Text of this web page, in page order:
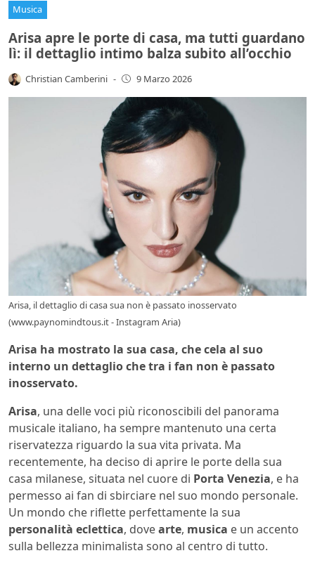
Musica
Arisa apre le porte di casa, ma tutti guardano
lì: il dettaglio intimo balza subito all’occhio
Christian Camberini - 9 Marzo 2026
Arisa, il dettaglio di casa sua non è passato inosservato
(www.paynomindtous.it - Instagram Aria)
Arisa ha mostrato la sua casa, che cela al suo
interno un dettaglio che tra i fan non è passato
inosservato.
Arisa, una delle voci più riconoscibili del panorama
musicale italiano, ha sempre mantenuto una certa
riservatezza riguardo la sua vita privata. Ma
recentemente, ha deciso di aprire le porte della sua
casa milanese, situata nel cuore di Porta Venezia, e ha
permesso ai fan di sbirciare nel suo mondo personale.
Un mondo che riflette perfettamente la sua
personalità eclettica, dovearte, musica e un accento
sulla bellezza minimalista sono al centro di tutto.